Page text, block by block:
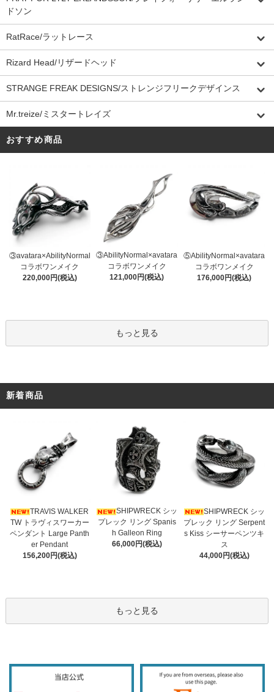
ドソン
RatRace/ラットレース
Rizard Head/リザードヘッド
STRANGE FREAK DESIGNS/ストレンジフリークデザインス
Mr.treize/ミスタートレイズ
おすすめ商品
③avatara×AbilityNormal
コラボワンメイク
220,000円(税込)
③AbilityNormal×avatara
コラボワンメイク
121,000円(税込)
⑤AbilityNormal×avatara
コラボワンメイク
176,000円(税込)
もっと見る
新着商品
TRAVIS WALKER
TW トラヴィスワーカー
ペンダント Large Panth
er Pendant
156,200円(税込)
SHIPWRECK シッ
プレック リング Spanis
h Galleon Ring
66,000円(税込)
SHIPWRECK シッ
プレック リング Serpent
s Kiss シーサーペンツキ
ス
44,000円(税込)
もっと見る